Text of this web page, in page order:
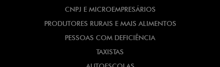
CNPJ E MICROEMPRESÁRIOS
PRODUTORES RURAIS E MAIS ALIMENTOS
PESSOAS COM DEFICIÊNCIA
TAXISTAS